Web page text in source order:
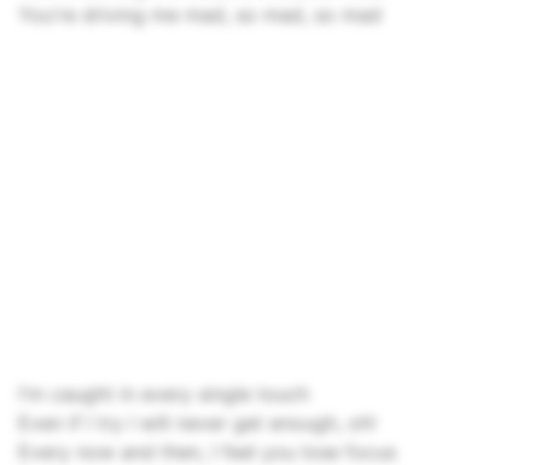
You're driving me mad, so mad, so mad
I'm caught in every single touch
Even if I try I will never get enough, oh!
Every now and then, I feel you lose focus